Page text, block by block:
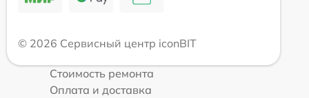
© 2026 Сервисный центр iconBIT
Стоимость ремонта
Оплата и доставка